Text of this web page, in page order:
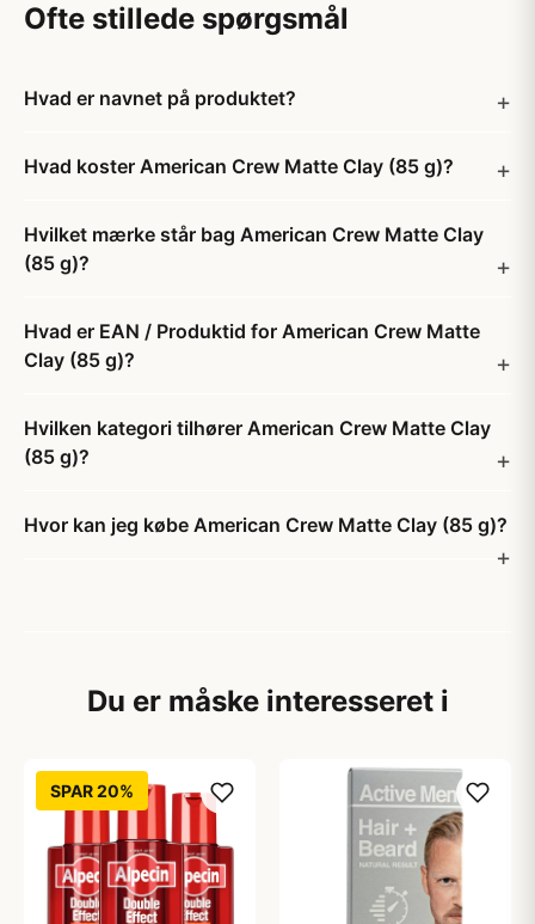
Ofte stillede spørgsmål
Hvad er navnet på produktet?
Hvad koster American Crew Matte Clay (85 g)?
Hvilket mærke står bag American Crew Matte Clay
(85 g)?
Hvad er EAN / Produktid for American Crew Matte
Clay (85 g)?
Hvilken kategori tilhører American Crew Matte Clay
(85 g)?
Hvor kan jeg købe American Crew Matte Clay (85 g)?
Du er måske interesseret i
SPAR 20%